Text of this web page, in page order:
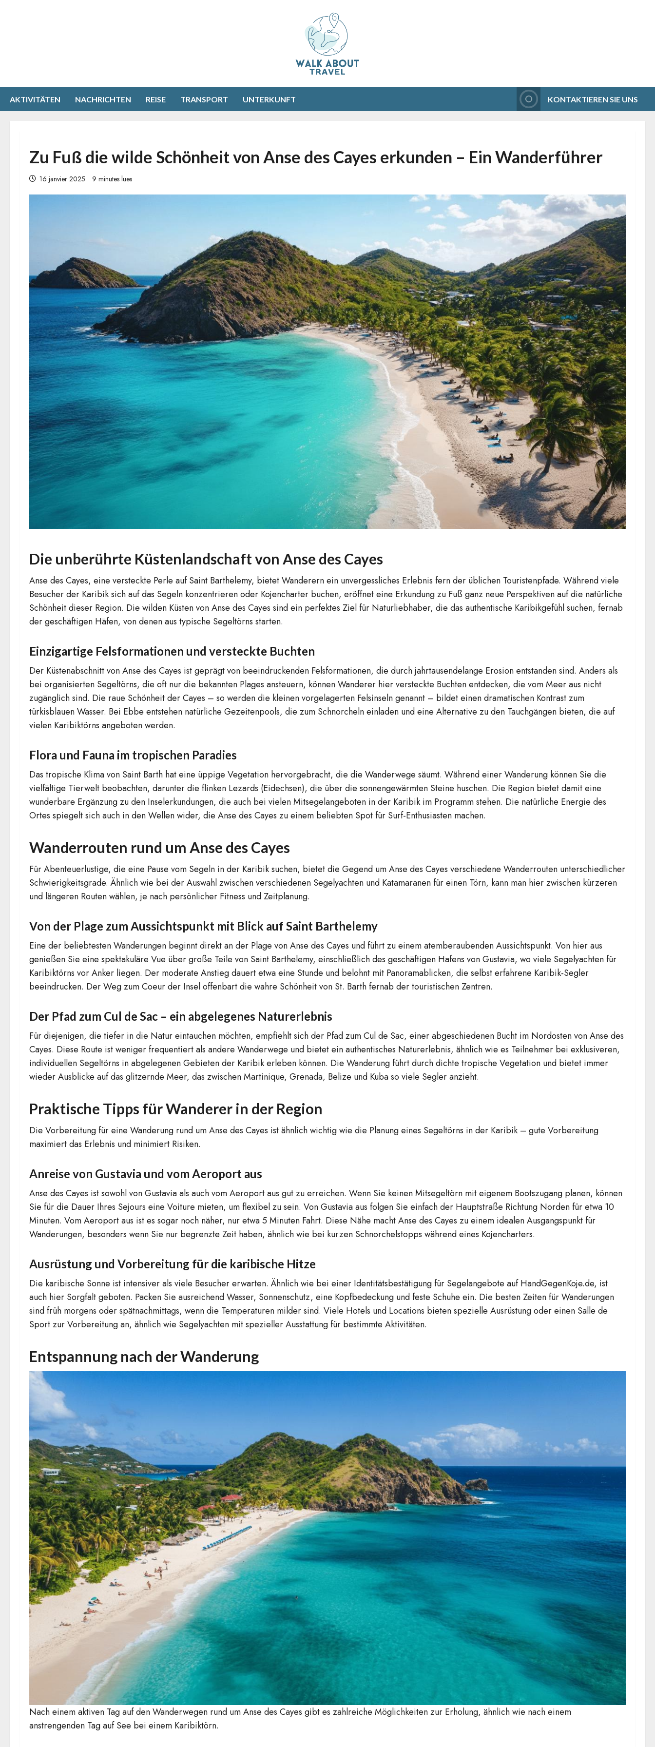
AKTIVITÄTEN NACHRICHTEN REISE TRANSPORT UNTERKUNFT KONTAKTIEREN SIE UNS
Zu Fuß die wilde Schönheit von Anse des Cayes erkunden – Ein Wanderführer
16 janvier 2025 9 minutes lues
Die unberührte Küstenlandschaft von Anse des Cayes
Anse des Cayes, eine versteckte Perle auf Saint Barthelemy, bietet Wanderern ein unvergessliches Erlebnis fern der üblichen Touristenpfade. Während viele
Besucher der Karibik sich auf das Segeln konzentrieren oder Kojencharter buchen, eröffnet eine Erkundung zu Fuß ganz neue Perspektiven auf die natürliche
Schönheit dieser Region. Die wilden Küsten von Anse des Cayes sind ein perfektes Ziel für Naturliebhaber, die das authentische Karibikgefühl suchen, fernab
der geschäftigen Häfen, von denen aus typische Segeltörns starten.
Einzigartige Felsformationen und versteckte Buchten
Der Küstenabschnitt von Anse des Cayes ist geprägt von beeindruckenden Felsformationen, die durch jahrtausendelange Erosion entstanden sind. Anders als
bei organisierten Segeltörns, die oft nur die bekannten Plages ansteuern, können Wanderer hier versteckte Buchten entdecken, die vom Meer aus nicht
zugänglich sind. Die raue Schönheit der Cayes – so werden die kleinen vorgelagerten Felsinseln genannt – bildet einen dramatischen Kontrast zum
türkisblauen Wasser. Bei Ebbe entstehen natürliche Gezeitenpools, die zum Schnorcheln einladen und eine Alternative zu den Tauchgängen bieten, die auf
vielen Karibiktörns angeboten werden.
Flora und Fauna im tropischen Paradies
Das tropische Klima von Saint Barth hat eine üppige Vegetation hervorgebracht, die die Wanderwege säumt. Während einer Wanderung können Sie die
vielfältige Tierwelt beobachten, darunter die flinken Lezards (Eidechsen), die über die sonnengewärmten Steine huschen. Die Region bietet damit eine
wunderbare Ergänzung zu den Inselerkundungen, die auch bei vielen Mitsegelangeboten in der Karibik im Programm stehen. Die natürliche Energie des
Ortes spiegelt sich auch in den Wellen wider, die Anse des Cayes zu einem beliebten Spot für Surf-Enthusiasten machen.
Wanderrouten rund um Anse des Cayes
Für Abenteuerlustige, die eine Pause vom Segeln in der Karibik suchen, bietet die Gegend um Anse des Cayes verschiedene Wanderrouten unterschiedlicher
Schwierigkeitsgrade. Ähnlich wie bei der Auswahl zwischen verschiedenen Segelyachten und Katamaranen für einen Törn, kann man hier zwischen kürzeren
und längeren Routen wählen, je nach persönlicher Fitness und Zeitplanung.
Von der Plage zum Aussichtspunkt mit Blick auf Saint Barthelemy
Eine der beliebtesten Wanderungen beginnt direkt an der Plage von Anse des Cayes und führt zu einem atemberaubenden Aussichtspunkt. Von hier aus
genießen Sie eine spektakuläre Vue über große Teile von Saint Barthelemy, einschließlich des geschäftigen Hafens von Gustavia, wo viele Segelyachten für
Karibiktörns vor Anker liegen. Der moderate Anstieg dauert etwa eine Stunde und belohnt mit Panoramablicken, die selbst erfahrene Karibik-Segler
beeindrucken. Der Weg zum Coeur der Insel offenbart die wahre Schönheit von St. Barth fernab der touristischen Zentren.
Der Pfad zum Cul de Sac – ein abgelegenes Naturerlebnis
Für diejenigen, die tiefer in die Natur eintauchen möchten, empfiehlt sich der Pfad zum Cul de Sac, einer abgeschiedenen Bucht im Nordosten von Anse des
Cayes. Diese Route ist weniger frequentiert als andere Wanderwege und bietet ein authentisches Naturerlebnis, ähnlich wie es Teilnehmer bei exklusiveren,
individuellen Segeltörns in abgelegenen Gebieten der Karibik erleben können. Die Wanderung führt durch dichte tropische Vegetation und bietet immer
wieder Ausblicke auf das glitzernde Meer, das zwischen Martinique, Grenada, Belize und Kuba so viele Segler anzieht.
Praktische Tipps für Wanderer in der Region
Die Vorbereitung für eine Wanderung rund um Anse des Cayes ist ähnlich wichtig wie die Planung eines Segeltörns in der Karibik – gute Vorbereitung
maximiert das Erlebnis und minimiert Risiken.
Anreise von Gustavia und vom Aeroport aus
Anse des Cayes ist sowohl von Gustavia als auch vom Aeroport aus gut zu erreichen. Wenn Sie keinen Mitsegeltörn mit eigenem Bootszugang planen, können
Sie für die Dauer Ihres Sejours eine Voiture mieten, um flexibel zu sein. Von Gustavia aus folgen Sie einfach der Hauptstraße Richtung Norden für etwa 10
Minuten. Vom Aeroport aus ist es sogar noch näher, nur etwa 5 Minuten Fahrt. Diese Nähe macht Anse des Cayes zu einem idealen Ausgangspunkt für
Wanderungen, besonders wenn Sie nur begrenzte Zeit haben, ähnlich wie bei kurzen Schnorchelstopps während eines Kojencharters.
Ausrüstung und Vorbereitung für die karibische Hitze
Die karibische Sonne ist intensiver als viele Besucher erwarten. Ähnlich wie bei einer Identitätsbestätigung für Segelangebote auf HandGegenKoje.de, ist
auch hier Sorgfalt geboten. Packen Sie ausreichend Wasser, Sonnenschutz, eine Kopfbedeckung und feste Schuhe ein. Die besten Zeiten für Wanderungen
sind früh morgens oder spätnachmittags, wenn die Temperaturen milder sind. Viele Hotels und Locations bieten spezielle Ausrüstung oder einen Salle de
Sport zur Vorbereitung an, ähnlich wie Segelyachten mit spezieller Ausstattung für bestimmte Aktivitäten.
Entspannung nach der Wanderung
Nach einem aktiven Tag auf den Wanderwegen rund um Anse des Cayes gibt es zahlreiche Möglichkeiten zur Erholung, ähnlich wie nach einem
anstrengenden Tag auf See bei einem Karibiktörn.